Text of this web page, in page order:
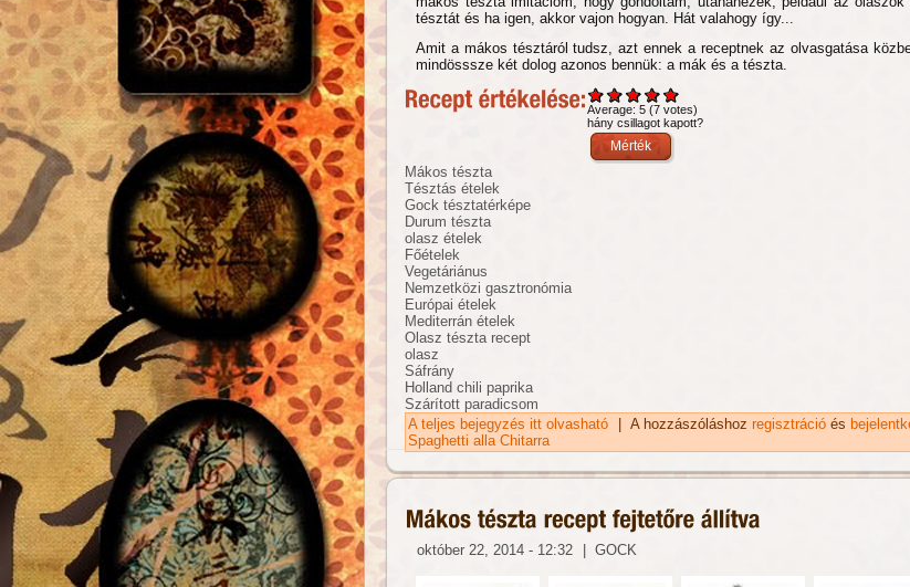
tésztát és ha igen, akkor vajon hogyan. Hát valahogy így...
Amit a mákos tésztáról tudsz, azt ennek a receptnek az olvasgatása
mindösssze két dolog azonos bennük: a mák és a tészta.
Average: 5 (7 votes)
hány csillagot kapott?
Mákos tészta
Tésztás ételek
Gock tésztatérképe
Durum tészta
olasz ételek
Főételek
Vegetáriánus
Nemzetközi gasztronómia
Európai ételek
Mediterrán ételek
Olasz tészta recept
olasz
Sáfrány
Holland chili paprika
Szárított paradicsom
A teljes bejegyzés itt olvasható
Sáfrányos mákos tészta recept tartalommal
| A hozzászóláshoz regisztráció és
Spaghetti alla Chitarra
október 22, 2014 - 12:32 GOCK